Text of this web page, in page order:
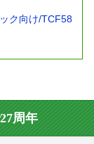
ク向け/TCF58
周年